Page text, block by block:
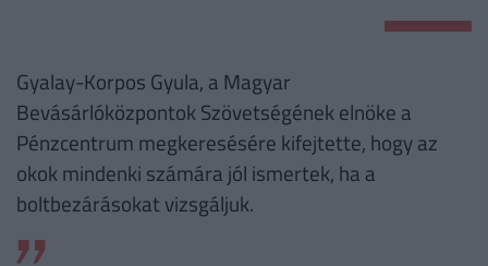
Gyalay-Korpos Gyula, a Magyar
Bevásárlóközpontok Szövetségének elnöke a
Pénzcentrum megkeresésére kifejtette, hogy az
okok mindenki számára jól ismertek, ha a
boltbezárásokat vizsgáljuk.